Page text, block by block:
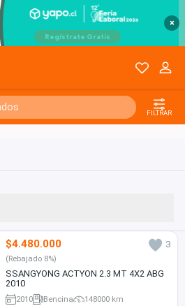
×
FILTRAR
$4.480.000 3
(Rebajado 8%)
SSANGYONG ACTYON 2.3 MT 4X2 ABG
2010
2010 Bencina 148000 km